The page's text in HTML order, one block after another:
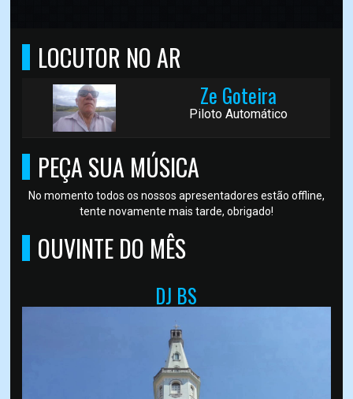
LOCUTOR NO AR
Ze Goteira
Piloto Automático
PEÇA SUA MÚSICA
No momento todos os nossos apresentadores estão offline,
tente novamente mais tarde, obrigado!
OUVINTE DO MÊS
DJ BS